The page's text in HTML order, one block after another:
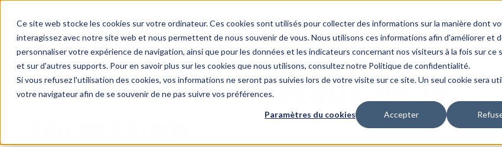
Ce site web stocke les cookies sur votre ordinateur. Ces cookies sont utilisés pour collecter des informations sur la manière dont
interagissez avec notre site web et nous permettent de nous souvenir de vous. Nous utilisons ces informations afin d'améliorer et
personnaliser votre expérience de navigation, ainsi que pour les données et les indicateurs concernant nos visiteurs à la fois sur ce
et sur d'autres supports. Pour en savoir plus sur les cookies que nous utilisons, consultez notre Politique de confidentialité.
Si vous refusez l'utilisation des cookies, vos informations ne seront pas suivies lors de votre visite sur ce site. Un seul cookie sera
votre navigateur afin de se souvenir de ne pas suivre vos préférences.
Paramètres du cookies Accepter
Secteurs Solutions Ressources A propos
Les actus du secteur de la